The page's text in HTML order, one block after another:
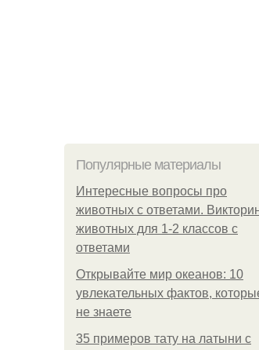
Популярные материалы
Интересные вопросы про
животных с ответами.
животных для 1-2 классов с
ответами
Открывайте мир океанов: 10
увлекательных фактов,
не знаете
35 примеров тату на латыни с